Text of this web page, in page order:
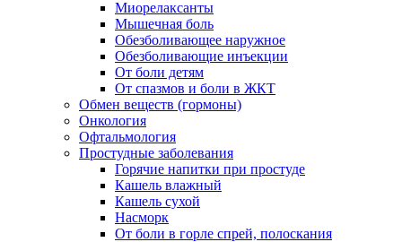
Миорелаксанты
Мышечная боль
Обезболивающее наружное
Обезболивающие инъекции
От боли детям
От спазмов и боли в ЖКТ
Обмен веществ (гормоны)
Онкология
Офтальмология
Простудные заболевания
Горячие напитки при простуде
Кашель влажный
Кашель сухой
Насморк
От боли в горле спрей, полоскания